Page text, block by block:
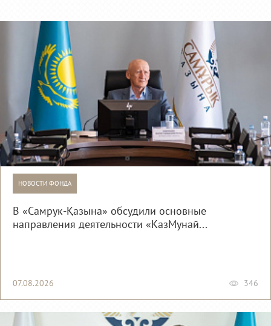
НОВОСТИ ФОНДА
В «Самрук-Қазына» обсудили основные
направления деятельности «КазМунай...
07.08.2026 346